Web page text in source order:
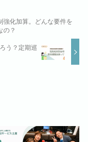
強化加算。どんな要件を
の？
う？定期巡